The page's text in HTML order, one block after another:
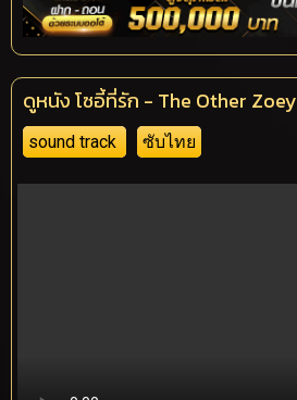
ดูหนัง โซอี้ที่รัก - The Other Zoey
sound track ซับไทย